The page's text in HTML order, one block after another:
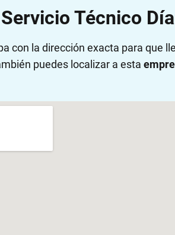
Técnico
con la dirección exacta para que
puedes localizar a esta